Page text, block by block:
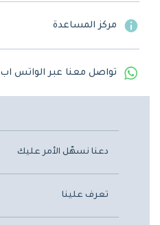
مركز المساعدة
تواصل معنا عبر الواتس اب
دعنا نسهّل الأمر عليك
تعرف علينا